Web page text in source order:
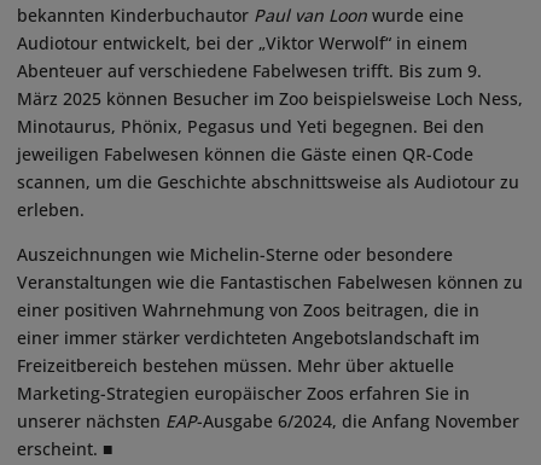
bekannten Kinderbuchautor Paul van Loon wurde eine
Audiotour entwickelt, bei der „Viktor Werwolf“ in einem
Abenteuer auf verschiedene Fabelwesen trifft. Bis zum 9.
März 2025 können Besucher im Zoo beispielsweise Loch Ness,
Minotaurus, Phönix, Pegasus und Yeti begegnen. Bei den
jeweiligen Fabelwesen können die Gäste einen QR-Code
scannen, um die Geschichte abschnittsweise als Audiotour zu
erleben.
Auszeichnungen wie Michelin-Sterne oder besondere
Veranstaltungen wie die Fantastischen Fabelwesen können zu
einer positiven Wahrnehmung von Zoos beitragen, die in
einer immer stärker verdichteten Angebotslandschaft im
Freizeitbereich bestehen müssen. Mehr über aktuelle
Marketing-Strategien europäischer Zoos erfahren Sie in
unserer nächsten EAP-Ausgabe 6/2024, die Anfang November
erscheint. ■